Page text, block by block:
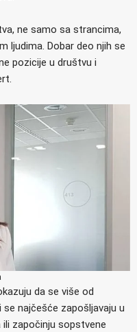
ne samo sa strancima,
ljudima. Dobar deo njih se
pozicije u društvu i
da se više od
najčešće zapošljavaju u
započinju sopstvene